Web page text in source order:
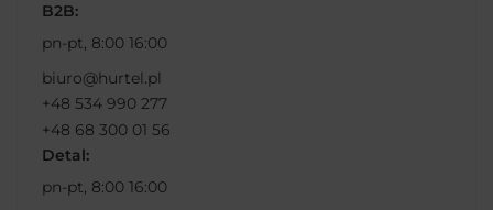
B2B:
pn-pt, 8:00 16:00
biuro@hurtel.pl
+48 534 990 277
+48 68 300 01 56
Detal:
pn-pt, 8:00 16:00